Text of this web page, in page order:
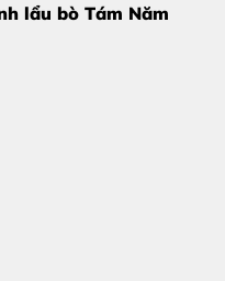
lẩu bò Tám Năm